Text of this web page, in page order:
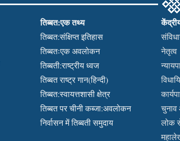
तिब्बत:एक तथ्य
तिब्बत:संक्षिप्त इतिहास
तिब्बतःएक अवलोकन
तिब्बती:राष्ट्रीय ध्वज
तिब्बत राष्ट्र गान(हिन्दी)
तिब्बत:स्वायत्तशासी क्षेत्र
तिब्बत पर चीनी कब्जा:अवलोकन
निर्वासन में तिब्बती समुदाय
नेतृत्व
लोक